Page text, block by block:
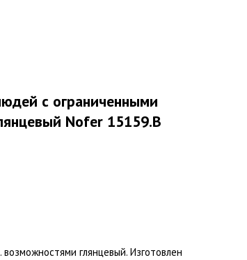
с ограниченными
Nofer 15159.B
глянцевый. Изготовлен